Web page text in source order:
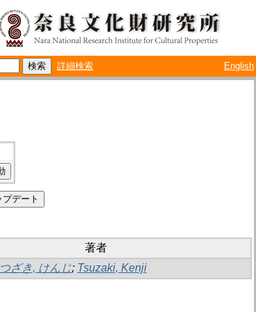
詳細検索 English
著者
つざき, けんじ; Tsuzaki, Kenji